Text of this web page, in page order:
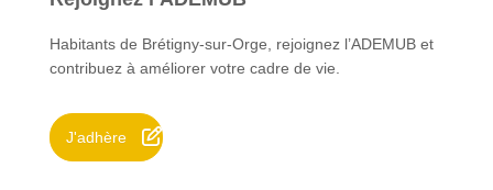
r
h
e
:
Habitants de Brétigny-sur-Orge, rejoignez l’ADEMUB et
contribuez à améliorer votre cadre de vie.
J'adhère